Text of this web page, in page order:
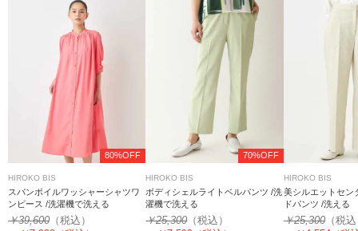
80%OFF
HIROKO BIS
スパンボイルワッシャーシャツワ
ンピース /洗濯機で洗える
￥39,600 （税込）
70%OFF
HIROKO BIS
ボディシェルライトベルパンツ /洗
濯機で洗える
￥25,300（税込）
HIROKO BIS
美シルエットセン
ドパンツ /洗える
￥25,300（税